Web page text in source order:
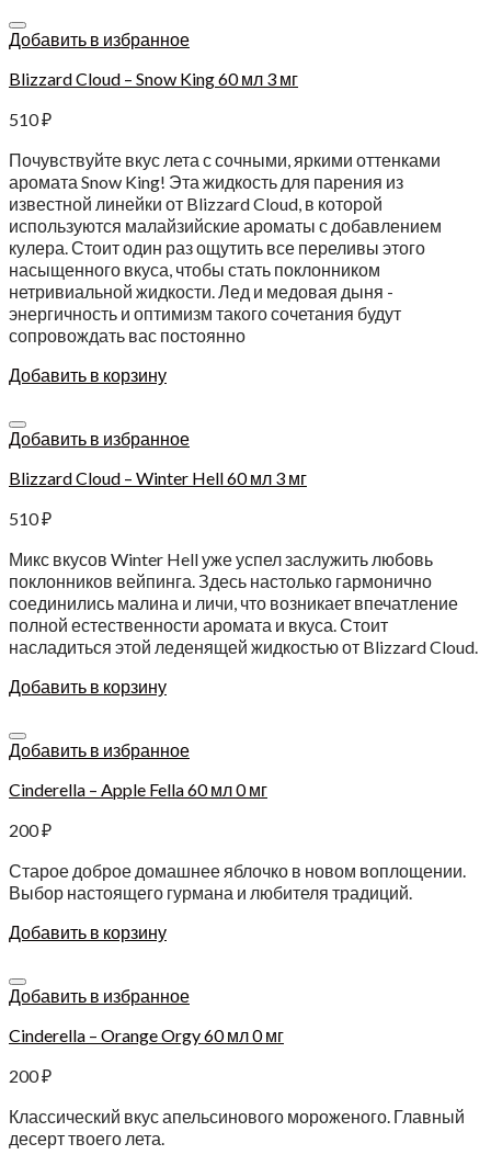
Добавить в избранное
Blizzard Cloud – Snow King 60 мл 3 мг
510₽
Почувствуйте вкус лета с сочными, яркими оттенками
аромата Snow King! Эта жидкость для парения из
известной линейки от Blizzard Cloud, в которой
используются малайзийские ароматы с добавлением
кулера. Стоит один раз ощутить все переливы этого
насыщенного вкуса, чтобы стать поклонником
нетривиальной жидкости. Лед и медовая дыня -
энергичность и оптимизм такого сочетания будут
сопровождать вас постоянно
Добавить в корзину
Добавить в избранное
Blizzard Cloud – Winter Hell 60 мл 3 мг
510₽
Микс вкусов Winter Hell уже успел заслужить любовь
поклонников вейпинга. Здесь настолько гармонично
соединились малина и личи, что возникает впечатление
полной естественности аромата и вкуса. Стоит
насладиться этой леденящей жидкостью от Blizzard Cloud.
Добавить в корзину
Добавить в избранное
Cinderella – Apple Fella 60 мл 0 мг
200₽
Старое доброе домашнее яблочко в новом воплощении.
Выбор настоящего гурмана и любителя традиций.
Добавить в корзину
Добавить в избранное
Cinderella – Orange Orgy 60 мл 0 мг
200₽
Классический вкус апельсинового мороженого. Главный
десерт твоего лета.